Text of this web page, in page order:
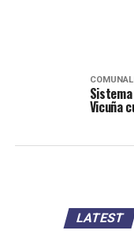
Vicuña
LATEST